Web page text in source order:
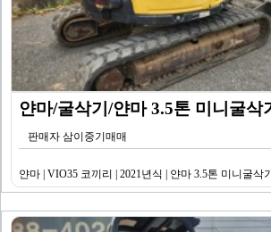
판매자 삼이중기매매
얀마 | VIO35 코끼리 | 2021년식 | 얀마 3.5톤 미니굴삭기